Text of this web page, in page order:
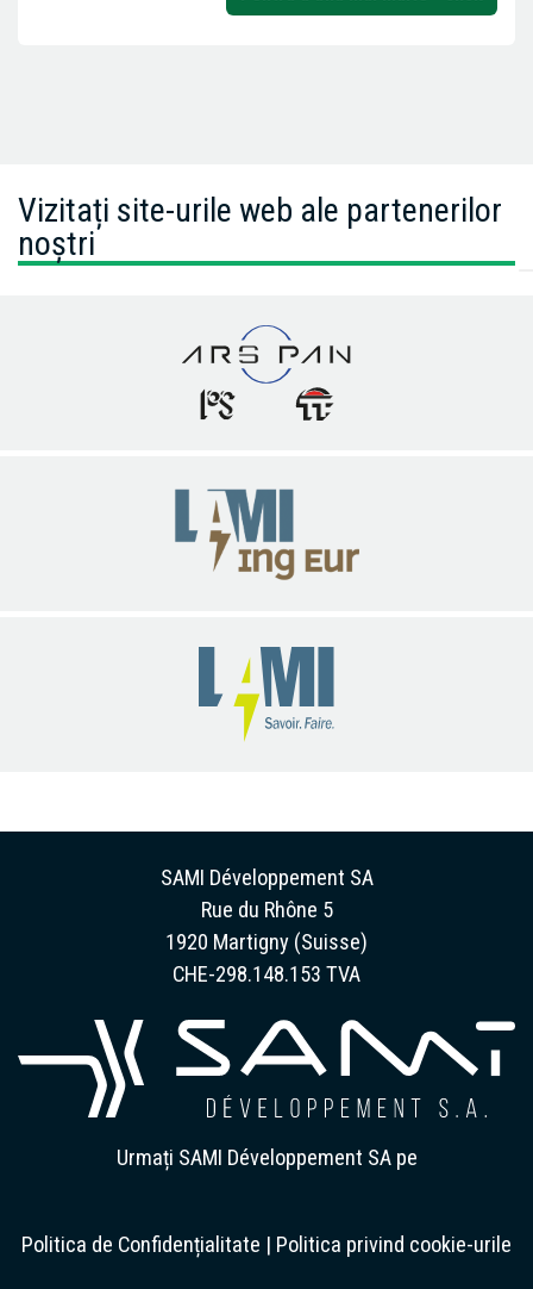
Vizitați site-urile web ale partenerilor
noștri
SAMI Développement SA
Rue du Rhône 5
1920 Martigny (Suisse)
CHE-298.148.153 TVA
Urmați SAMI Développement SA pe
Politica de Confidențialitate | Politica privind cookie-urile